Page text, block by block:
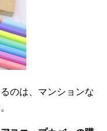
のは、マンションな